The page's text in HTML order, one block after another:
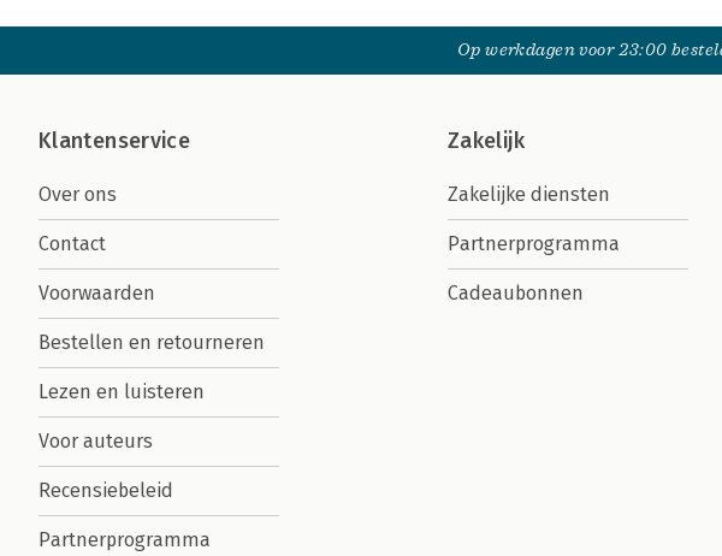
Op werkdagen voor 23:00
Klantenservice
Over ons
Contact
Voorwaarden
Bestellen en retourneren
Lezen en luisteren
Voor auteurs
Recensiebeleid
Partnerprogramma
Zakelijk
Zakelijke diensten
Partnerprogramma
Cadeaubonnen